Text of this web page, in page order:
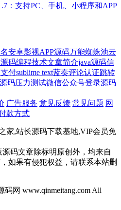
：支持PC、手机、小程序和APP
安卓影视APP源码万能蜘蛛池云
码编程技术文章简介java源码信
付sublime text蓝奏评论认证跳转
码压力测试微信公众号登录源码
广告服务 意见反馈 常见问题 网
款方式
家,站长源码下载基地,VIP会员免
码文章除标明原创外，均来自
如果有侵犯权益，请联系本站删
码网 www.qinmeitang.com All